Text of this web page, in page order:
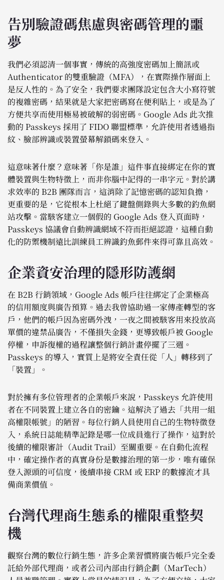
告別驗證碼焦慮與密碼管理的噩
夢
我們必須認清一個事實，傳統的高強度密碼加上簡訊或
Authenticator 的雙重驗證（MFA），在實際操作層面上
是反人性的。為了安全，我們要求團隊設定包含大小寫符號
的複雜密碼，結果就是大家把密碼寫在便利貼上，或是為了
方便共享而使用極易被破解的弱密碼。Google Ads 此次推
動的 Passkeys 採用了 FIDO 聯盟標準，允許使用者透過指
紋、臉部辨識或裝置螢幕解鎖碼來登入。
這意味著什麼？意味著「你是誰」這件事直接綁定在你的實
體裝置與生物特徵上，而非你腦中記得的一串字元。對於講
求效率的 B2B 團隊而言，這消除了記憶密碼的認知負擔，
更重要的是，它從根本上杜絕了鍵盤側錄與大多數的釣魚網
站攻擊。當駭客建立一個假的 Google Ads 登入頁面時，
Passkeys 協議會自動辨識網域不符而拒絕認證，這種自動
化的防禦機制遠比訓練員工辨識釣魚郵件來得可靠且高效。
企業資安治理的隱形防護網
在 B2B 行銷領域，Google Ads 帳戶往往綁定了企業極高
的信用額度與廣告預算。過去我曾協助過一家傳產轉型的客
戶，他們的帳戶因為密碼外洩，一夜之間被駭客用來投放高
單價的違禁品廣告，不僅損失金錢，更導致帳戶被 Google
停權，申訴復權的過程讓整個行銷計畫停擺了三週。
Passkeys 的導入，實質上是將安全責任從「人」轉移到了
「裝置」。
對於擁有多位管理者的企業帳戶來說，Passkeys 允許使用
者在不同裝置上建立各自的密鑰。這解決了過去「共用一組
高權限帳號」的陋習。每位行銷人員使用自己的生物特徵登
入，系統日誌能精準記錄是哪一位成員進行了操作，這對於
後續的權限審計（Audit Trail）至關重要。在自動化流程
中，確定操作者的真實身份是數據治理的第一步，唯有確保
登入源頭的可信度，後續串接 CRM 或 ERP 的數據流才具
備商業價值。
台灣代理商生態系的權限重整契
機
觀察台灣的數位行銷生態，許多企業習慣將廣告帳戶完全委
託給外部代理商，或者公司內部由行銷企劃（MarTech）